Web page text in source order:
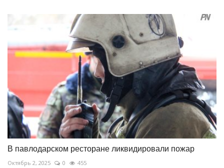
В павлодарском ресторане ликвидировали пожар
Октябрь 2, 2025 0 455